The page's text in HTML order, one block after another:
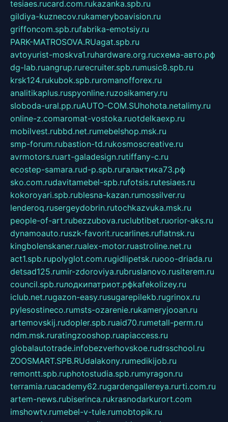
tesiaes.rucard.com.rukazanka.spb.ru
gildiya-kuznecov.rukameryboavision.ru
griffoncom.spb.rufabrika-emotsiy.ru
PARK-MATROSOVA.RUagat.spb.ru
avtoyurist-moskva1.ruhardware.org.ruсхема-авто.рф
dg-lab.ruangrup.rurecruiter.spb.rumusic8.spb.ru
krsk124.rukubok.spb.ruromanofforex.ru
analitikaplus.ruspyonline.ruzosikamery.ru
sloboda-ural.pp.ruAUTO-COM.SUhohota.netalimy.ru
online-z.comaromat-vostoka.ruotdelkaexp.ru
mobilvest.rubbd.net.rumebelshop.msk.ru
smp-forum.rubastion-td.rukosmoscreative.ru
avrmotors.ruart-galadesign.rutiffany-c.ru
ecostep-samara.rud-p.spb.ruгалактика73.рф
sko.com.rudavitamebel-spb.rufotsis.rutesiaes.ru
kokoroyari.spb.rublesna-kazan.rumossilver.ru
lenderoq.rusergeydobrin.rutochkazvuka.msk.ru
people-of-art.rubezzubova.ruclubtibet.ruorior-aks.ru
dynamoauto.ruszk-favorit.rucarlines.ruflatnsk.ru
kingbolenskaner.rualex-motor.ruastroline.net.ru
act1.spb.rupolyglot.com.rugidlipetsk.ruooo-driada.ru
detsad125.rumir-zdoroviya.rubruslanovo.rusiterem.ru
council.spb.ruлодкипатриот.рфkafekolizey.ru
iclub.net.rugazon-easy.rusugarepilekb.rugrinox.ru
pylesostineco.rumsts-ozarenie.rukameryjooan.ru
artemovskij.rudopler.spb.ruaid70.rumetall-perm.ru
ndm.msk.ruratingzooshop.ruapiaccess.ru
globalautotrade.infobezverhovskoe.rudrsschool.ru
ZOOSMART.SPB.RUdalakony.rumedikijob.ru
remontt.spb.ruphotostudia.spb.rumyragon.ru
terramia.ruacademy62.rugardengallereya.rurti.com.ru
artem-news.rubiserinca.rukrasnodarkurort.com
imshowtv.rumebel-v-tule.rumobtopik.ru